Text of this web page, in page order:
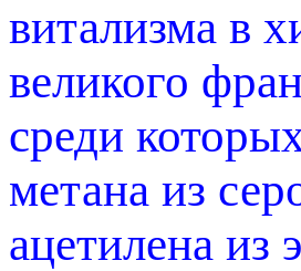
витализма в
великого
среди
метана из
ацетилена из